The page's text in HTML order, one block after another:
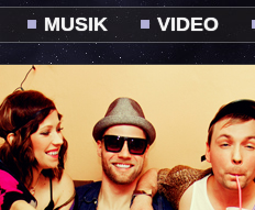
MUSIK VIDEO